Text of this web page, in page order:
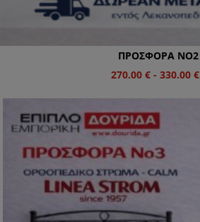
ΠΡΟΣΦΟΡΑ NO2
270.00 € - 330.00 €